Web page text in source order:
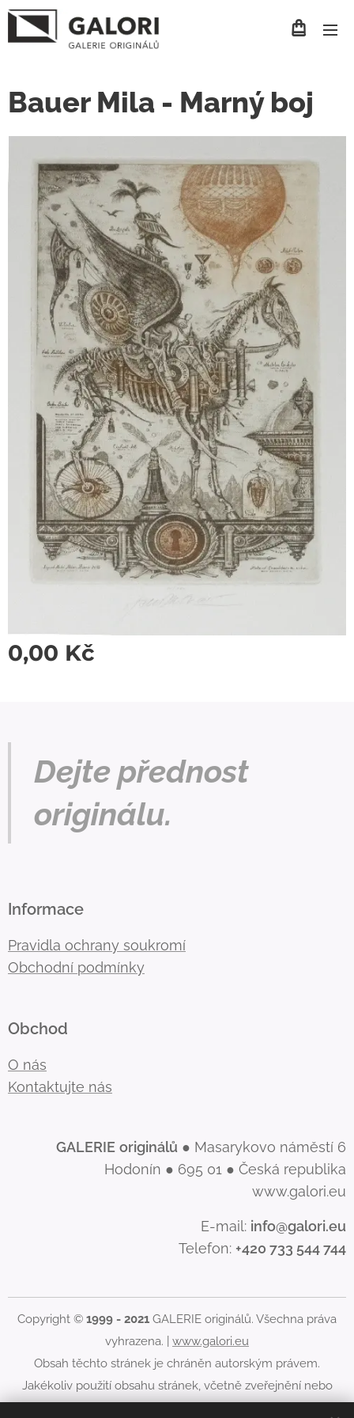
Bauer Mila - Marný boj
0,00 Kč
Dejte přednost
originálu.
Informace
Pravidla ochrany soukromí
Obchodní podmínky
Obchod
O nás
Kontaktujte nás
GALERIE originálů ● Masarykovo náměstí 6
Hodonín ● 695 01 ● Česká republika
www.galori.eu
E-mail: info@galori.eu
Telefon: +420 733 544 744
Copyright © 1999 - 2021 GALERIE originálů. Všechna práva
vyhrazena. | www.galori.eu
Obsah těchto stránek je chráněn autorským právem.
Jakékoliv použití obsahu stránek, včetně zveřejnění nebo